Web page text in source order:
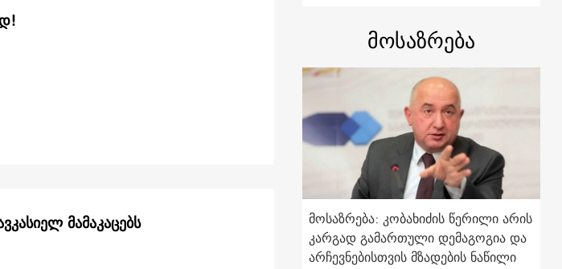
მამაკაცებს
მოსაზრება
მოსაზრება: კობახიძის წერილი არის
კარგად გამართული დემაგოგია და
არჩევნებისთვის მზადების ნაწილი